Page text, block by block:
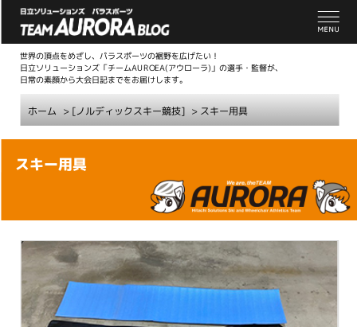
世界の頂点をめざし、パラスポーツの裾野を広げたい！
日立ソリューションズ「チームAUROEA(アウローラ)」の選手・監督が、
日常の素顔から大会日記までをお届けします。
ホーム > [ノルディックスキー競技] > スキー用具
本
スキー用具